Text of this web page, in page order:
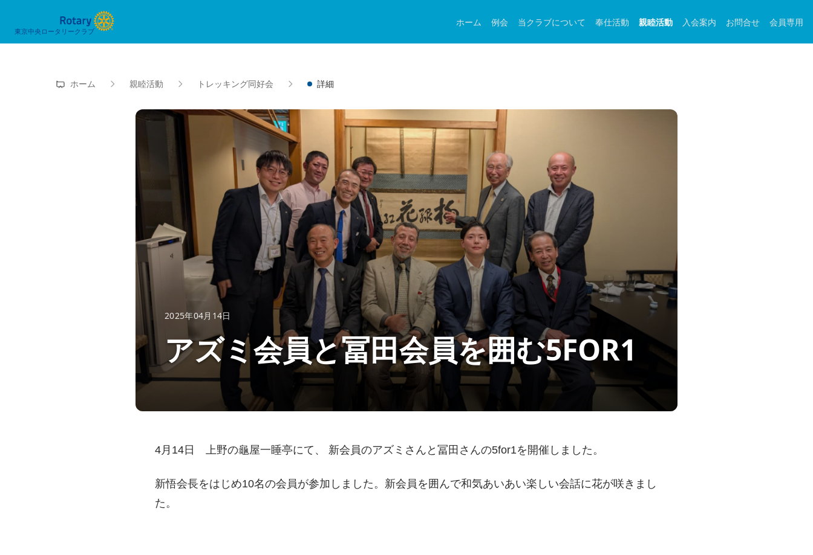
東京中央ロータリークラブ
ホーム 例会 当クラブについて 奉仕活動 親睦活動 入会案内 お問合せ 会員専用
ホーム 親睦活動 トレッキング同好会 詳細
2025年04月14日
アズミ会員と冨田会員を囲む5FOR1
4月14日 上野の龜屋一睡亭にて、 新会員のアズミさんと冨田さんの5for1を開催しました。
新悟会長をはじめ10名の会員が参加しました。新会員を囲んで和気あいあい楽しい会話に花が咲きまし
た。